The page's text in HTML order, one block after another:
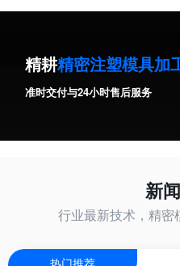
精耕精密注塑模具加
准时交付与24小时售后服务
新
行业最新技术，精密
热门推荐